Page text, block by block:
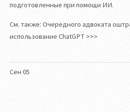
Сен 05
подготовленные при помощи ИИ.
См. также: Очередного адвоката
использование ChatGPT >>>